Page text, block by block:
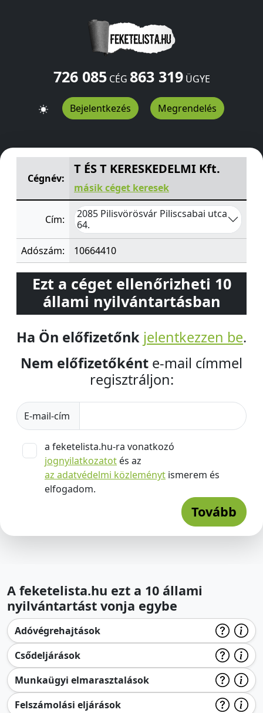
726 085CÉG 863 319ÜGYE
Bejelentkezés Megrendelés
T ÉS T KERESKEDELMI Kft. Piliscsabai utca 64.
Cégnév:
T ÉS T KERESKEDELMI Kft.
másik céget keresek
Cím:
2085 Pilisvörösvár Piliscsabai utca
64.
Adószám:
10664410
Ezt a céget ellenőrizheti 10
állami nyilvántartásban
Ha Ön előfizetőnk jelentkezzen be.
Nem előfizetőként e-mail címmel
regisztráljon:
E-mail-cím
a feketelista.hu-ra vonatkozó
jognyilatkozatot és az
az adatvédelmi közleményt ismerem és
elfogadom.
Tovább
A feketelista.hu ezt a 10 állami
nyilvántartást vonja egybe
Adóvégrehajtások
Csődeljárások
Munkaügyi elmarasztalások
Felszámolási eljárások